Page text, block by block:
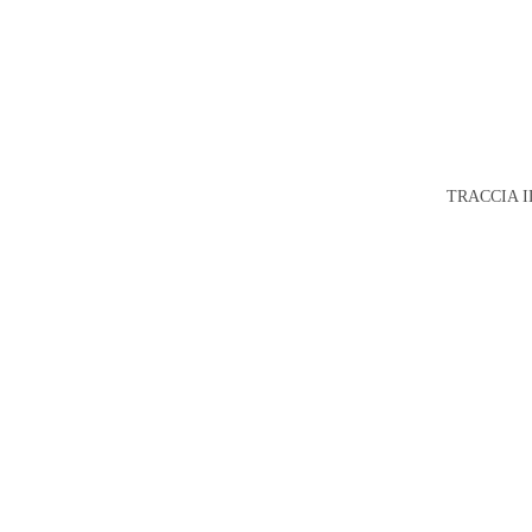
TRACCIA